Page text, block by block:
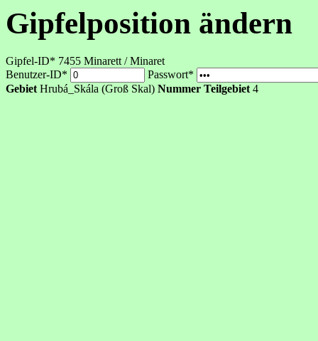
Gipfelposition ändern
Gipfel-ID* 7455 Minarett / Minaret
Benutzer-ID*
Passwort*
Gebiet Hrubá_Skála (Groß Skal) Nummer Teilgebiet 4